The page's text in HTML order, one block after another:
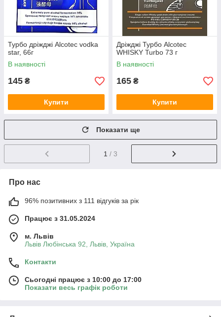
Турбо дріжджі Alcotec vodka
star, 66г
В наявності
145 ₴
Купити
Дріжджі Турбо Alcotec
WHISKY Turbo 73 г
В наявності
165 ₴
Купити
Показати ще
1 / 3
Про нас
96% позитивних з 111 відгуків за рік
Працює з 31.05.2024
м. Львів
Львів Любінська 92, Львів, Україна
Контакти
Сьогодні працює з 10:00 до 17:00
Показати весь графік роботи